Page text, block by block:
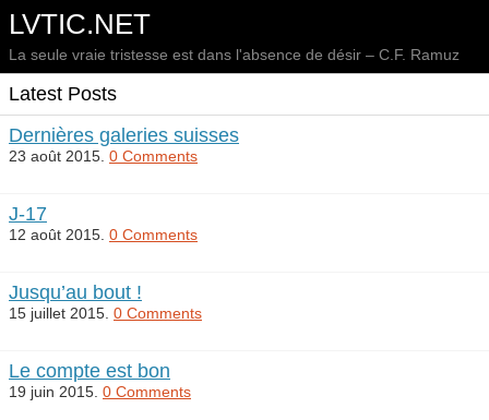
LVTIC.NET
La seule vraie tristesse est dans l'absence de désir – C.F. Ramuz
Latest Posts
Dernières galeries suisses
23 août 2015. 0 Comments
J-17
12 août 2015. 0 Comments
Jusqu’au bout !
15 juillet 2015. 0 Comments
Le compte est bon
19 juin 2015. 0 Comments